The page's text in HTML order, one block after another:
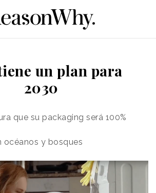
un plan para
2030
que su packaging será 100%
océanos y bosques